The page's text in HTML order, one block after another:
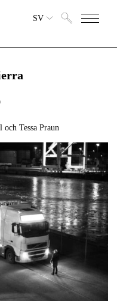
SV
Tessa Praun